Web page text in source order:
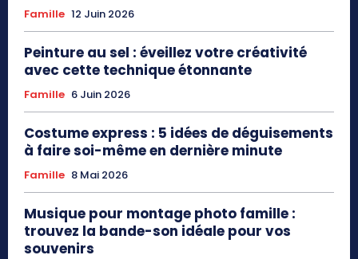
Famille 12 Juin 2026
Peinture au sel : éveillez votre créativité
avec cette technique étonnante
Famille 6 Juin 2026
Costume express : 5 idées de déguisements
à faire soi-même en dernière minute
Famille 8 Mai 2026
Musique pour montage photo famille :
trouvez la bande-son idéale pour vos
souvenirs